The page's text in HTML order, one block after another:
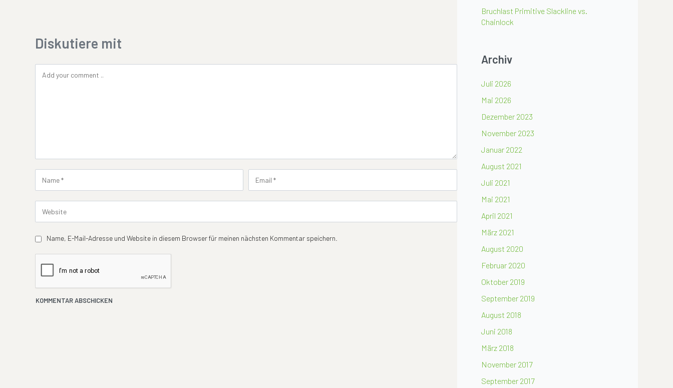
Diskutiere mit
Name, E-Mail-Adresse und Website in diesem Browser für meinen nächsten Kommentar speichern.
Bruchlast Primitive Slackline vs.
Chainlock
Archiv
Juli 2026
Mai 2026
Dezember 2023
November 2023
Januar 2022
August 2021
Juli 2021
Mai 2021
April 2021
März 2021
August 2020
Februar 2020
Oktober 2019
September 2019
August 2018
Juni 2018
März 2018
November 2017
September 2017